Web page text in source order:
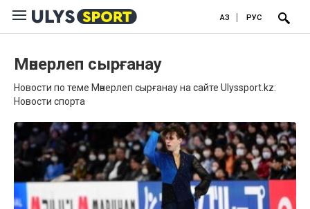
ҚАЗ РУС
Мәнерлеп сырғанау
Новости по теме Мәнерлеп сырғанау на сайте Ulyssport.kz:
Новости спорта